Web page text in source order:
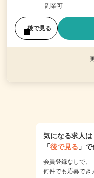
副業可
後で見る
気になる求人は
「後で見る 」
会員登録なしで、
何件でも応募でき